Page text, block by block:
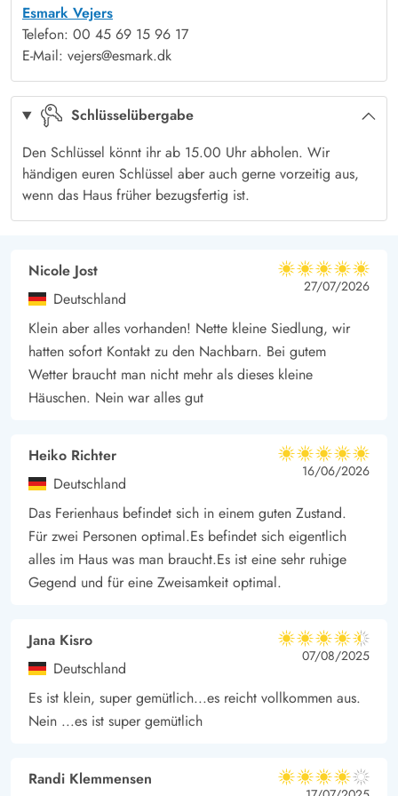
Die Luft zu Luft Wärmepumpe ist in den Sommermonaten 1.
Juni til 31. August nicht nutzbar.
Esmark Vejers
Telefon: 00 45 69 15 96 17
E-Mail: vejers@esmark.dk
Schlüsselübergabe
Den Schlüssel könnt ihr ab 15.00 Uhr abholen. Wir
händigen euren Schlüssel aber auch gerne vorzeitig aus,
wenn das Haus früher bezugsfertig ist.
Nicole Jost
Deutschland
5 von 5
5 von 5
5 out of 5
27/07/2026
Klein aber alles vorhanden! Nette kleine Siedlung, wir
hatten sofort Kontakt zu den Nachbarn. Bei gutem
Wetter braucht man nicht mehr als dieses kleine
Häuschen. Nein war alles gut
Heiko Richter
Deutschland
5 von 5
5 von 5
5 out of 5
16/06/2026
Das Ferienhaus befindet sich in einem guten Zustand.
Für zwei Personen optimal.Es befindet sich eigentlich
alles im Haus was man braucht.Es ist eine sehr ruhige
Gegend und für eine Zweisamkeit optimal.
Jana Kisro
Deutschland
4.5 von 5
4.5 von 5
4.5 out of 5
07/08/2025
Es ist klein, super gemütlich...es reicht vollkommen aus.
Nein ...es ist super gemütlich
Randi Klemmensen
4 von 5